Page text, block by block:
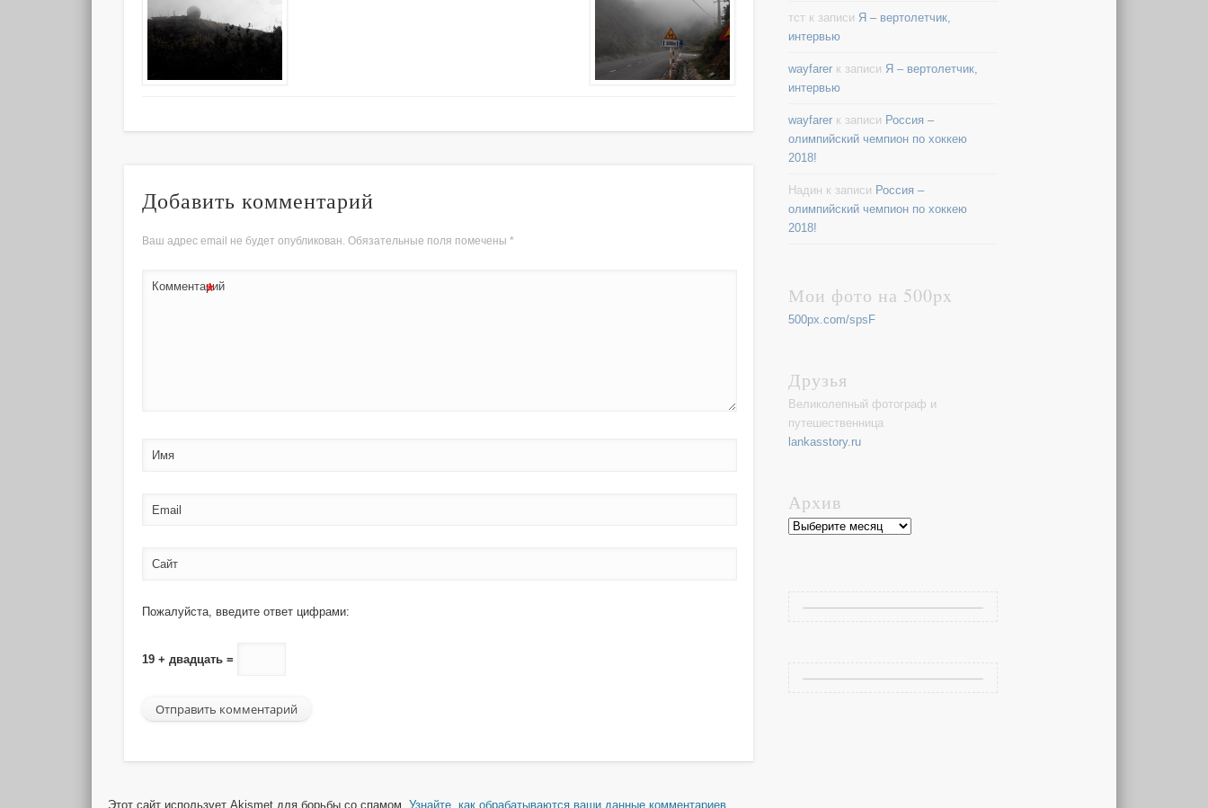
Добавить комментарий
Ваш адрес email не будет опубликован. Обязательные поля помечены*
Комментарий
*
Имя
Email
Сайт
Пожалуйста, введите ответ цифрами:
19 + двадцать =
Этот сайт использует Akismet для борьбы со спамом.Узнайте, как обрабатываются ваши данные комментариев
тстк записи Я – вертолетчик,
интервью
wayfarerк записи Я – вертолетчик,
интервью
wayfarerк записи Россия –
олимпийский чемпион по хоккею
2018!
Надин к записи Россия –
олимпийский чемпион по хоккею
2018!
Мои фото на 500px
500px.com/spsF
Друзья
Великолепный фотограф и
путешественница
lankasstory.ru
Архив
Архив